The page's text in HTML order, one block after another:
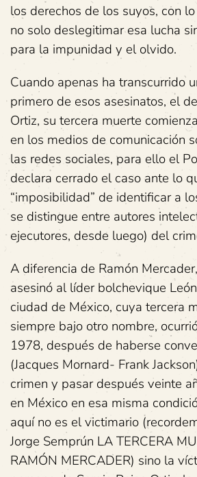
los derechos de los suyos, con
no solo deslegitimar esa lucha
para la impunidad y el olvido.
Cuando apenas ha transcurrido
primero de esos asesinatos, el
Ortiz, su tercera muerte
en los medios de comunicación
las redes sociales, para ello el
declara cerrado el caso ante lo
“imposibilidad” de identificar a
se distingue entre autores
ejecutores, desde luego) del
A diferencia de Ramón
asesinó al líder bolchevique
ciudad de México, cuya tercera
siempre bajo otro nombre,
1978, después de haberse
(Jacques Mornard- Frank
crimen y pasar después veinte
en México en esa misma
aquí no es el victimario
Jorge Semprún LA TERCERA
RAMÓN MERCADER) sino la